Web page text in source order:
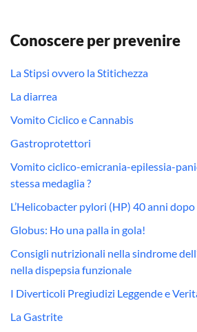
Conoscere per prevenire
La Stipsi ovvero la Stitichezza
La diarrea
Vomito Ciclico e Cannabis
Gastroprotettori
Vomito ciclico-emicrania-epilessia-
stessa medaglia ?
L’Helicobacter pylori (HP) 40 anni dopo
Globus: Ho una palla in gola!
Consigli nutrizionali nella sindrome
nella dispepsia funzionale
I Diverticoli Pregiudizi Leggende e
La Gastrite